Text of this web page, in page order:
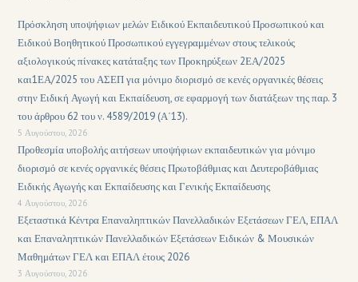
Πρόσκληση υποψήφιων μελών Ειδικού Εκπαιδευτικού Προσωπικού και
Ειδικού Βοηθητικού Προσωπικού εγγεγραμμένων στους τελικούς
αξιολογικούς πίνακες κατάταξης των Προκηρύξεων 2ΕΑ/2025
και1ΕΑ/2025 του ΑΣΕΠ για μόνιμο διορισμό σε κενές οργανικές θέσεις
στην Ειδική Αγωγή και Εκπαίδευση, σε εφαρμογή των διατάξεων της παρ. 3
του άρθρου 62 του ν. 4589/2019 (Α΄13).
5 Αυγούστου, 2026
Προθεσμία υποβολής αιτήσεων υποψήφιων εκπαιδευτικών για μόνιμο
διορισμό σε κενές οργανικές θέσεις Πρωτοβάθμιας και Δευτεροβάθμιας
Ειδικής Αγωγής και Εκπαίδευσης και Γενικής Εκπαίδευσης
4 Αυγούστου, 2026
Εξεταστικά Κέντρα Επαναληπτικών Πανελλαδικών Εξετάσεων ΓΕΛ, ΕΠΑΛ
και Επαναληπτικών Πανελλαδικών Εξετάσεων Ειδικών & Μουσικών
Μαθημάτων ΓΕΛ και ΕΠΑΛ έτους 2026
3 Αυγούστου, 2026